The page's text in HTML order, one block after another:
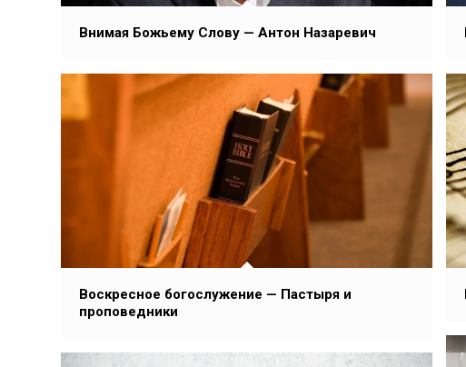
Внимая Божьему Слову — Антон Назаревич
Воскресное богослужение — Пастыря и
проповедники